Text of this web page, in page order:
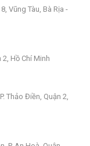
Vũng Tàu, Bà Rịa -
2, Hồ Chí Minh
Thảo Điền, Quận 2,